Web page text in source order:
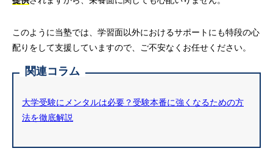
このように当塾では、学習面以外におけるサポートにも特段の心
配りをして支援していますので、ご不安なくお任せください。
関連コラム
大学受験にメンタルは必要？受験本番に強くなるための方
法を徹底解説